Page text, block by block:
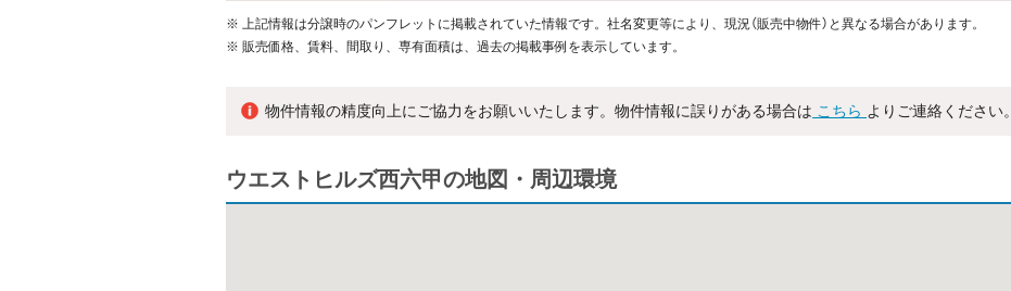
※
上記情報は分譲時のパンフレットに掲載されていた情報です。社名変更等により、現況（販売中物件）と異なる場合があります。
※ 販売価格、賃料、間取り、専有面積は、過去の掲載事例を表示しています。
物件情報の精度向上にご協力をお願いいたします。物件情報に誤りがある場合は こちら よりご連絡ください。
ウエストヒルズ西六甲の地図・周辺環境